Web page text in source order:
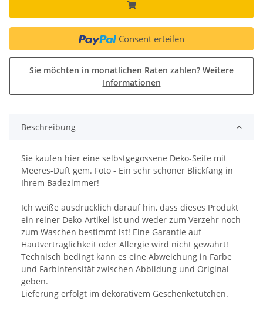
Consent erteilen
Sie möchten in monatlichen Raten zahlen? Weitere
Informationen
Beschreibung
Sie kaufen hier eine selbstgegossene Deko-Seife mit
Meeres-Duft gem. Foto - Ein sehr schöner Blickfang in
Ihrem Badezimmer!
Ich weiße ausdrücklich darauf hin, dass dieses Produkt
ein reiner Deko-Artikel ist und weder zum Verzehr noch
zum Waschen bestimmt ist! Eine Garantie auf
Hautverträglichkeit oder Allergie wird nicht gewährt!
Technisch bedingt kann es eine Abweichung in Farbe
und Farbintensität zwischen Abbildung und Original
geben.
Lieferung erfolgt im dekorativem Geschenketütchen.